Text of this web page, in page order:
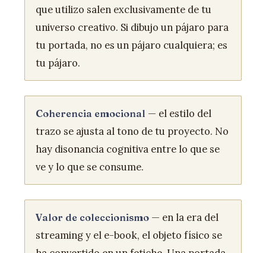
que utilizo salen exclusivamente de tu
universo creativo. Si dibujo un pájaro para
tu portada, no es un pájaro cualquiera; es
tu pájaro.
Coherencia emocional — el estilo del
trazo se ajusta al tono de tu proyecto. No
hay disonancia cognitiva entre lo que se
ve y lo que se consume.
Valor de coleccionismo — en la era del
streaming y el e-book, el objeto físico se